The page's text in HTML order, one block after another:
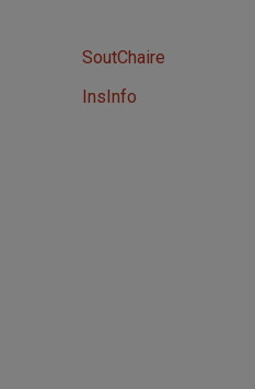
SoutChaire
InsInfo